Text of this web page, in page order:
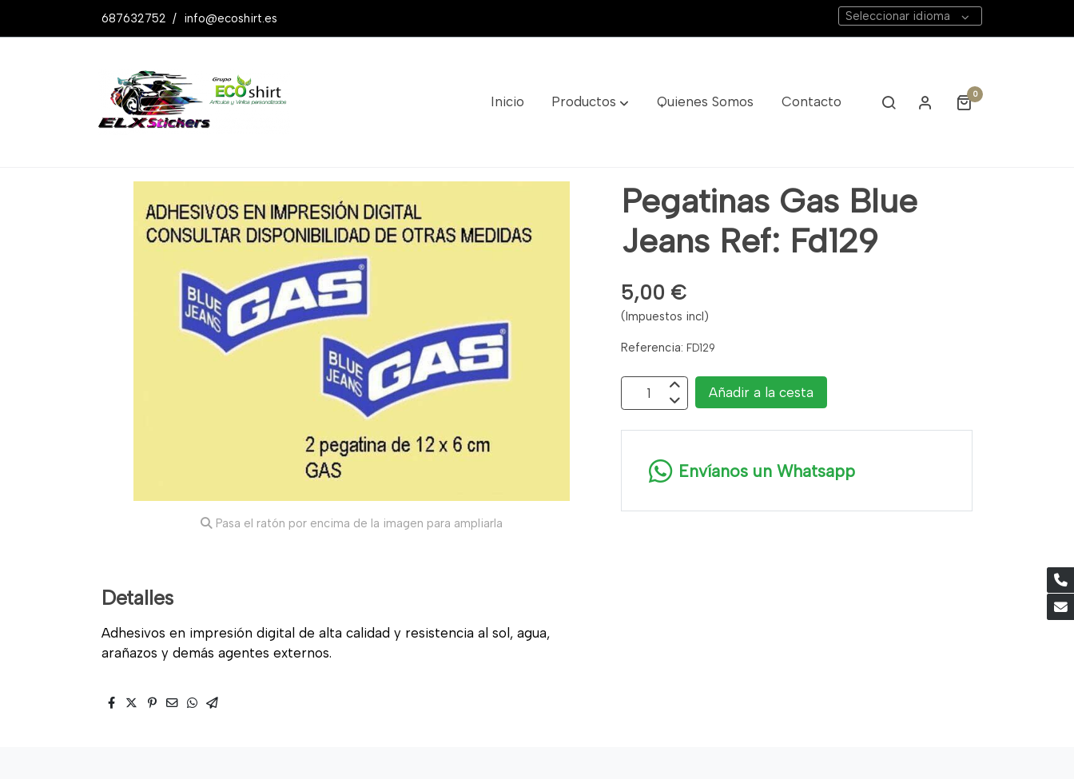
687632752 / info@ecoshirt.es Seleccionar idioma
Inicio Productos Quienes Somos Contacto 0
Productos Pegatinas Gas Blue Jeans Ref: Fd129
Pasa el ratón por encima de la imagen para ampliarla
Detalles
Adhesivos en impresión digital de alta calidad y resistencia al sol, agua,
arañazos y demás agentes externos.
Pegatinas Gas Blue
Jeans Ref: Fd129
5,00 €
(Impuestos incl)
Referencia: FD129
Añadir a la cesta
Envíanos un Whatsapp